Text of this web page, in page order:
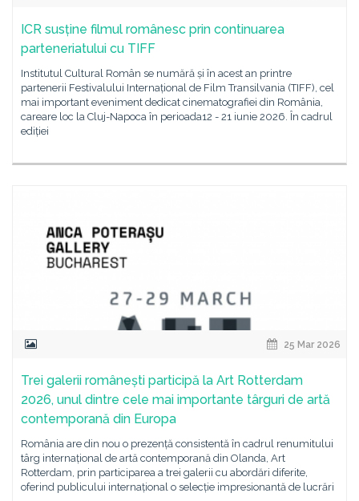
ICR susține filmul românesc prin continuarea
parteneriatului cu TIFF
Institutul Cultural Român se numără și în acest an printre
partenerii Festivalului Internațional de Film Transilvania (TIFF), cel
mai important eveniment dedicat cinematografiei din România,
careare loc la Cluj-Napoca în perioada12 - 21 iunie 2026. În cadrul
ediției
25 Mar 2026
Trei galerii românești participă la Art Rotterdam
2026, unul dintre cele mai importante târguri de artă
contemporană din Europa
România are din nou o prezență consistentă în cadrul renumitului
târg internațional de artă contemporană din Olanda, Art
Rotterdam, prin participarea a trei galerii cu abordări diferite,
oferind publicului internațional o selecție impresionantă de lucrări